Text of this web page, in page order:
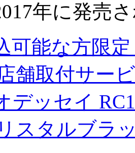
年に発売
可能な方限
舗取付サー
デッセイ
スタルブラ